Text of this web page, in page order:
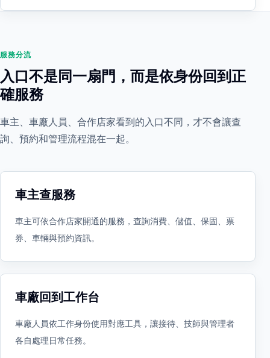
服務分流
入口不是同一扇門，而是依身份回到正
確服務
車主、車廠人員、合作店家看到的入口不同，才不會讓查
詢、預約和管理流程混在一起。
車主查服務
車主可依合作店家開通的服務，查詢消費、儲值、保固、票
券、車輛與預約資訊。
車廠回到工作台
車廠人員依工作身份使用對應工具，讓接待、技師與管理者
各自處理日常任務。